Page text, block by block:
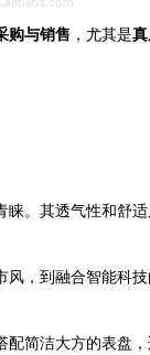
购与销售 ，尤其是
。其透气性和舒
，到融合智能科
简洁大方的表盘